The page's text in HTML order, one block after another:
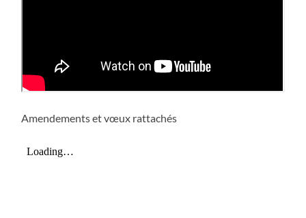
Amendements et vœux rattachés